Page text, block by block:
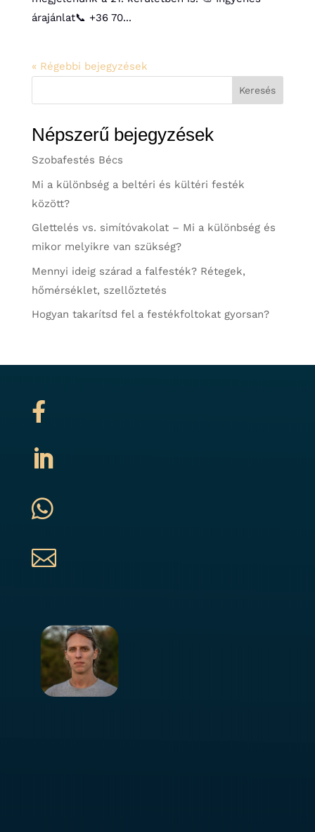
árajánlat📞 +36 70...
« Régebbi bejegyzések
Keresés
Népszerű bejegyzések
Szobafestés Bécs
Mi a különbség a beltéri és kültéri festék
között?
Glettelés vs. simítóvakolat – Mi a különbség és
mikor melyikre van szükség?
Mennyi ideig szárad a falfesték? Rétegek,
hőmérséklet, szellőztetés
Hogyan takarítsd fel a festékfoltokat gyorsan?



